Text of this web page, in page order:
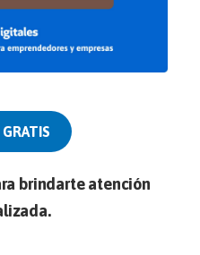
brindarte atención